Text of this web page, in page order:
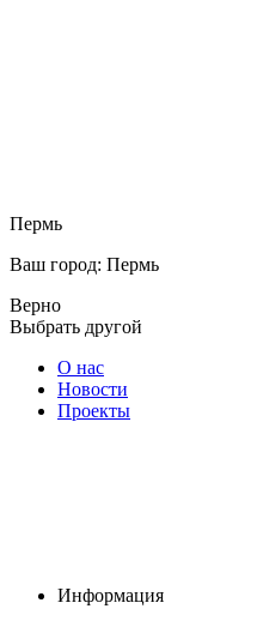
Пермь
Ваш город: Пермь
Верно
Выбрать другой
О нас
Новости
Проекты
Информация